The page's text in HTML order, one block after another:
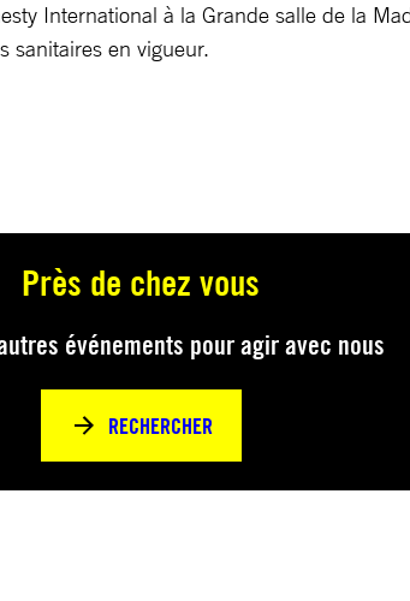
International à la Grande salle de la
sanitaires en vigueur.
Près de chez vous
événements pour agir avec nous
RECHERCHER